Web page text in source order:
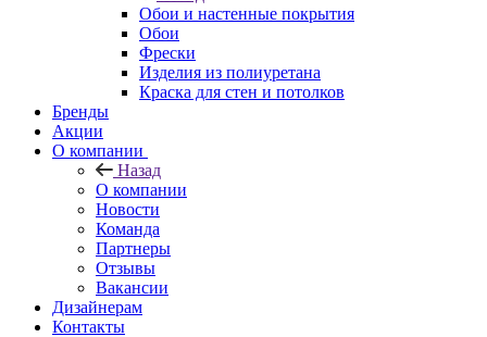
Обои и настенные покрытия
Обои
Фрески
Изделия из полиуретана
Краска для стен и потолков
Бренды
Акции
О компании
Назад
О компании
Новости
Команда
Партнеры
Отзывы
Вакансии
Дизайнерам
Контакты